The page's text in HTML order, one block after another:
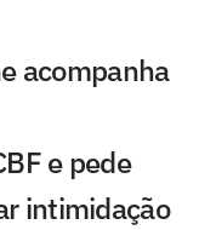
acompanha
e pede
intimidação